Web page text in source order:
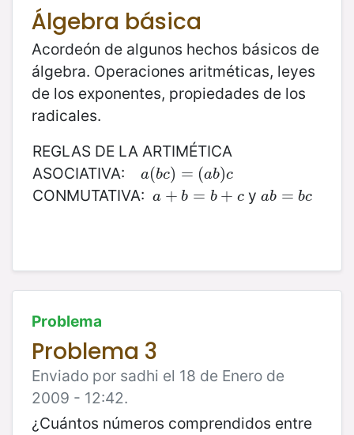
Álgebra básica
Acordeón de algunos hechos básicos de
álgebra. Operaciones aritméticas, leyes
de los exponentes, propiedades de los
radicales.
REGLAS DE LA ARTIMÉTICA
ASOCIATIVA:
a(bc) = (ab)c
a(bc) =( ab)c
CONMUTATIVA: a + b = b + c
a +b = b+c y ab = bc
ab =bc
Problema
Problema 3
Enviado por sadhi el 18 de Enero de
2009 - 12:42.
¿Cuántos números comprendidos entre